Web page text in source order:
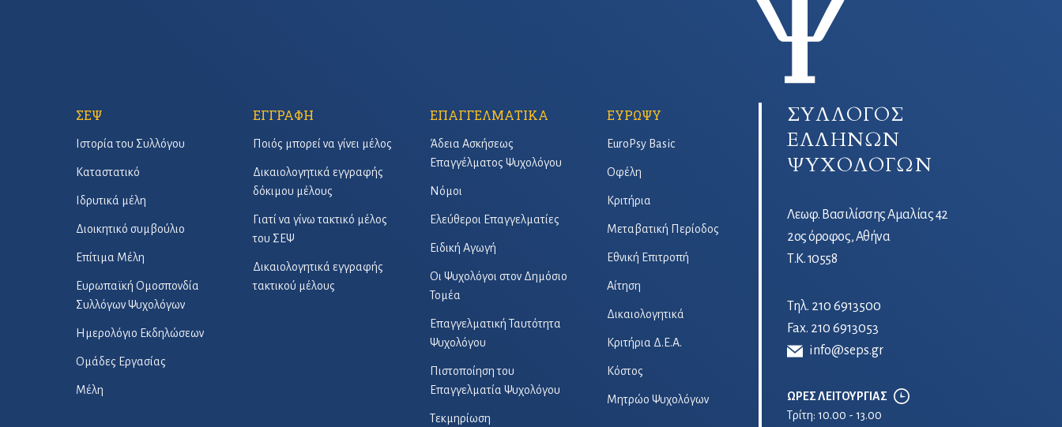
ΣΥΛΛΟΓΟΣ
ΕΛΛΗΝΩΝ
ΨΥΧΟΛΟΓΩΝ
Λεωφ. Βασιλίσσης Αμαλίας 42
2ος όροφος, Αθήνα
Τ.Κ. 10558
Τηλ. 210 6913500
Fax. 210 6913053
info@seps.gr
ΩΡΕΣ ΛΕΙΤΟΥΡΓΙΑΣ
Τρίτη: 10.00 - 13.00
ΣΕΨ
Ιστορία του Συλλόγου
Καταστατικό
Ιδρυτικά μέλη
Διοικητικό συμβούλιο
Επίτιμα Μέλη
Ευρωπαϊκή Ομοσπονδία
Συλλόγων Ψυχολόγων
Ημερολόγιο Εκδηλώσεων
Ομάδες Εργασίας
Μέλη
ΕΓΓΡΑΦΗ
Ποιός μπορεί να γίνει μέλος
Δικαιολογητικά εγγραφής
δόκιμου μέλους
Γιατί να γίνω τακτικό μέλος
του ΣΕΨ
Δικαιολογητικά εγγραφής
τακτικού μέλους
ΕΠΑΓΓΕΛΜΑΤΙΚΑ
Άδεια Ασκήσεως
Επαγγέλματος Ψυχολόγου
Νόμοι
Ελεύθεροι Επαγγελματίες
Ειδική Αγωγή
Οι Ψυχολόγοι στον Δημόσιο
Τομέα
Επαγγελματική Ταυτότητα
Ψυχολόγου
Πιστοποίηση του
Επαγγελματία Ψυχολόγου
Τεκμηρίωση
ΕΥΡΩΨΥ
EuroPsy Basic
Οφέλη
Κριτήρια
Μεταβατική Περίοδος
Εθνική Επιτροπή
Αίτηση
Δικαιολογητικά
Κριτήρια Δ.Ε.Α.
Κόστος
Μητρώο Ψυχολόγων